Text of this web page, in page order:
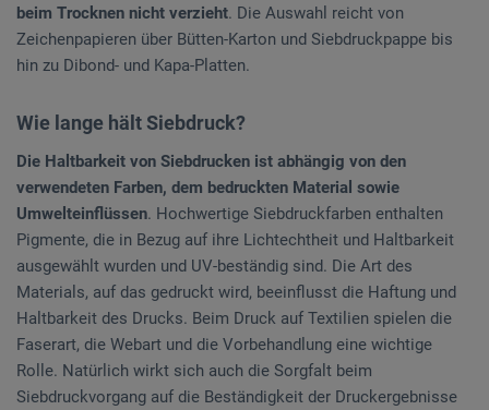
beim Trocknen nicht verzieht. Die Auswahl reicht von
Zeichenpapieren über Bütten-Karton und Siebdruckpappe bis
hin zu Dibond- und Kapa-Platten.
Wie lange hält Siebdruck?
Die Haltbarkeit von Siebdrucken ist abhängig von den
verwendeten Farben, dem bedruckten Material sowie
Umwelteinflüssen. Hochwertige Siebdruckfarben enthalten
Pigmente, die in Bezug auf ihre Lichtechtheit und Haltbarkeit
ausgewählt wurden und UV-beständig sind. Die Art des
Materials, auf das gedruckt wird, beeinflusst die Haftung und
Haltbarkeit des Drucks. Beim Druck auf Textilien spielen die
Faserart, die Webart und die Vorbehandlung eine wichtige
Rolle. Natürlich wirkt sich auch die Sorgfalt beim
Siebdruckvorgang auf die Beständigkeit der Druckergebnisse